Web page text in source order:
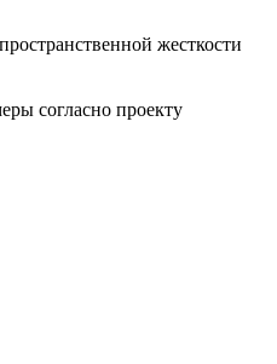
жесткости
согласно проекту